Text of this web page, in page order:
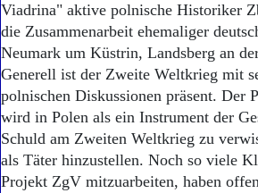
Viadrina" aktive polnische Historiker
die Zusammenarbeit ehemaliger
Neumark um Küstrin, Landsberg an
Generell ist der Zweite Weltkrieg mit
polnischen Diskussionen präsent. Der
wird in Polen als ein Instrument der
Schuld am Zweiten Weltkrieg zu
als Täter hinzustellen. Noch so viele
Projekt ZgV mitzuarbeiten, haben